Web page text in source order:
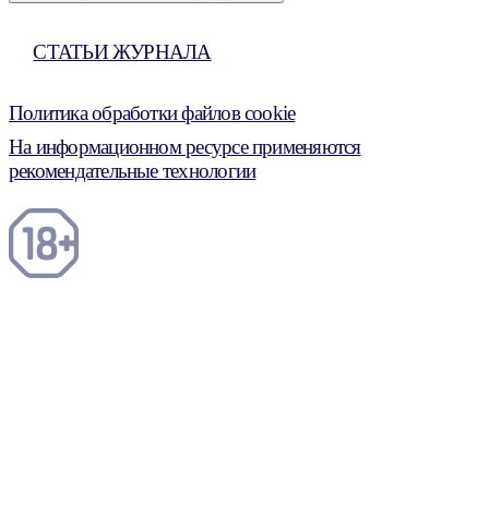
СТАТЬИ ЖУРНАЛА
Политика обработки файлов cookie
На информационном ресурсе применяются
рекомендательные технологии